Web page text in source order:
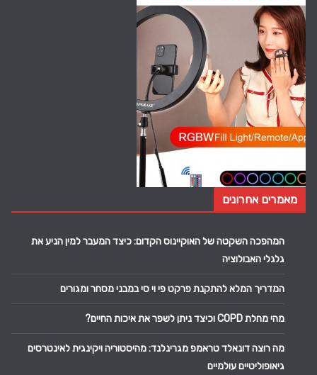
מאמרים אחרונים
המהפכה השקטה של האוקיינוס הקדום: כיצד המעבר למין הניע את
גלגלי האבולוציה
המדריך המלא להתקנת פרקט פי וי סי במבני מסחר ומגורים
מהי מחלת COPD וכיצד ניתן לשפר את איכות החיים?
מה רוצה דונאלד טראמפ מגרינלנד: מהיסטוריה ויקינגית לאינטרסים
גיאופוליטיים עולמיים